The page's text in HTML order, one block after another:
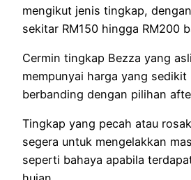
mengikut jenis tingkap,
sekitar RM150 hingga RM200
Cermin tingkap Bezza yang
mempunyai harga yang
berbanding dengan pilihan
Tingkap yang pecah atau
segera untuk mengelakkan
seperti bahaya apabila